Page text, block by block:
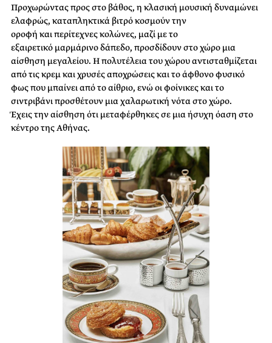
Προχωρώντας προς στο βάθος, η κλασική μουσική δυναμώνει
ελαφρώς, καταπληκτικά βιτρό κοσμούν την
οροφή και περίτεχνες κολώνες, μαζί με το
εξαιρετικό μαρμάρινο δάπεδο, προσδίδουν στο χώρο μια
αίσθηση μεγαλείου. Η πολυτέλεια του χώρου αντισταθμίζεται
από τις κρεμ και χρυσές αποχρώσεις και το άφθονο φυσικό
φως που μπαίνει από το αίθριο, ενώ οι φοίνικες και το
σιντριβάνι προσθέτουν μια χαλαρωτική νότα στο χώρο.
Έχεις την αίσθηση ότι μεταφέρθηκες σε μια ήσυχη όαση στο
κέντρο της Αθήνας.